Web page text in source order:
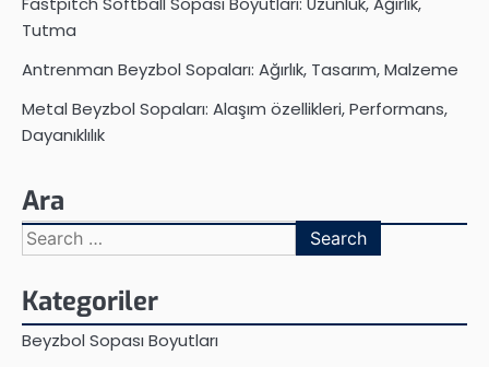
Tutma
Antrenman Beyzbol Sopaları: Ağırlık, Tasarım, Malzeme
Metal Beyzbol Sopaları: Alaşım özellikleri, Performans,
Dayanıklılık
Ara
Search
for:
Kategoriler
Beyzbol Sopası Boyutları